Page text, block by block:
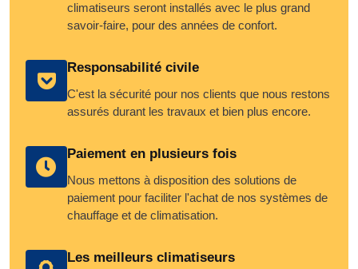
climatiseurs seront installés avec le plus grand
savoir-faire, pour des années de confort.
Responsabilité civile
C'est la sécurité pour nos clients que nous restons
assurés durant les travaux et bien plus encore.
Paiement en plusieurs fois
Nous mettons à disposition des solutions de
paiement pour faciliter l'achat de nos systèmes de
chauffage et de climatisation.
Les meilleurs climatiseurs